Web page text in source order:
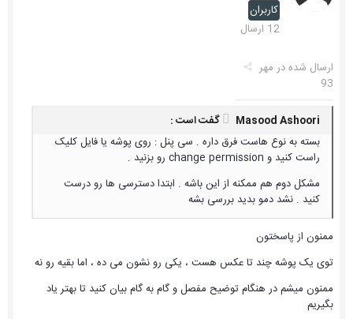
کاربران
12 ارسال
ارسال شده در مهر
93
Masood Ashoori گفت است :
بسته به نوع هاست فرق داره . سی پنل : روی پوشه یا فایل کلیک
راست کنید و change permission رو بزنید .
مشکل دوم هم ممکنه از این باشه . ابتدا دسترسی ها رو درست
کنید . نشد دمو بدید بررسی بشه
ممنون از پاسختون
توی یک پوشه چند تا عکس هست ، یکی رو نشون می ده ، اما بقیه رو نه
ممنون میشم در هنگام توضیح مفصل و گام به گام بیان کنید تا بهتر یاد
بگیریم